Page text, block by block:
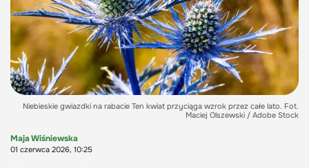
Niebieskie gwiazdki na rabacie Ten kwiat przyciąga wzrok przez całe lato. Fot.
Maciej Olszewski / Adobe Stock
Maja Wiśniewska
01 czerwca 2026, 10:25